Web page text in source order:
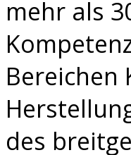
mehr als
Bereichen
des